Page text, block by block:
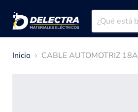
Inicio CABLE AUTOMOTRIZ